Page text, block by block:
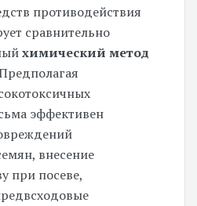
противодействия
сравнительно
химический метод
эффективен
внесение
при посеве,